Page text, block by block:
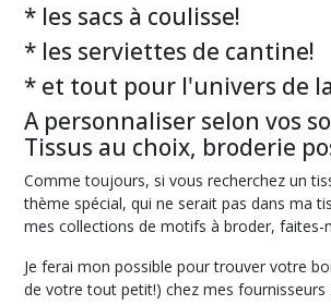
* les sacs à coulisse!
* les serviettes de cantine!
* et tout pour l'univers de
A personnaliser selon vos
Tissus au choix, broderie
Comme toujours, si vous recherchez un
thème spécial, qui ne serait pas dans ma
mes collections de motifs à broder, faites-
Je ferai mon possible pour trouver votre
de votre tout petit!) chez mes fournisseurs
bag
façon
cabas,
personnalisés
(12)
sacs
coulisse
(3)
Afficher